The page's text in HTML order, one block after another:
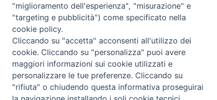
Copyright © 2019 - Tutti i diritti riservati - Vita
Trentina Editrice
Privacy Policy
Torna
"miglioramento dell'esperienza", "misurazione" e
"targeting e pubblicità") come specificato nella
cookie policy.
Cliccando su "accetta" acconsenti all'utilizzo dei
cookie. Cliccando su "personalizza" puoi avere
maggiori informazioni sui cookie utilizzati e
personalizzare le tue preferenze. Cliccando su
"rifiuta" o chiudendo questa informativa proseguirai